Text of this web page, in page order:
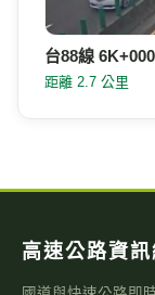
台88線 6K+000
距離 2.7 公里
高速公路資訊